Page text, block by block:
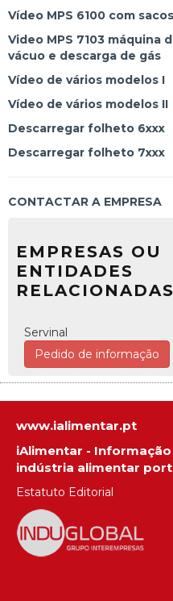
Vídeo MPS 6100 com
Video MPS 7103 máquina
vácuo e descarga de gás
Vídeo de vários modelos I
Vídeo de vários modelos II
Descarregar folheto 6xxx
Descarregar folheto 7xxx
CONTACTAR A EMPRESA
EMPRESAS OU
ENTIDADES
RELACIONADAS
Servinal
Pedido de informação
www.ialimentar.pt
iAlimentar -
indústria alimentar
Estatuto Editorial